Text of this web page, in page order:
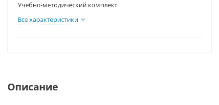
Учебно-методический комплект
Все характеристики
Описание